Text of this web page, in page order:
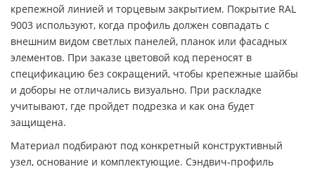
крепежной линией и торцевым закрытием. Покрытие RAL
9003 используют, когда профиль должен совпадать с
внешним видом светлых панелей, планок или фасадных
элементов. При заказе цветовой код переносят в
спецификацию без сокращений, чтобы крепежные шайбы
и доборы не отличались визуально. При раскладке
учитывают, где пройдет подрезка и как она будет
защищена.
Материал подбирают под конкретный конструктивный
узел, основание и комплектующие. Сэндвич-профиль